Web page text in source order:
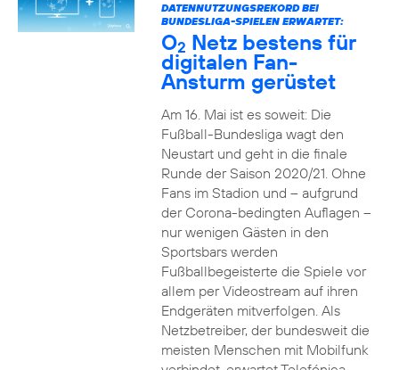
DATENNUTZUNGSREKORD BEI
BUNDESLIGA-SPIELEN ERWARTET:
O2 Netz bestens für
digitalen Fan-
Ansturm gerüstet
Am 16. Mai ist es soweit: Die
Fußball-Bundesliga wagt den
Neustart und geht in die finale
Runde der Saison 2020/21. Ohne
Fans im Stadion und – aufgrund
der Corona-bedingten Auflagen –
nur wenigen Gästen in den
Sportsbars werden
Fußballbegeisterte die Spiele vor
allem per Videostream auf ihren
Endgeräten mitverfolgen. Als
Netzbetreiber, der bundesweit die
meisten Menschen mit Mobilfunk